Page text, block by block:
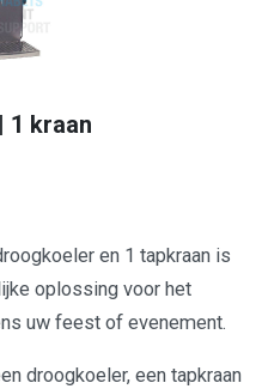
1 kraan
en 1 tapkraan is
oplossing voor het
uw feest of evenement.
droogkoeler, een tapkraan